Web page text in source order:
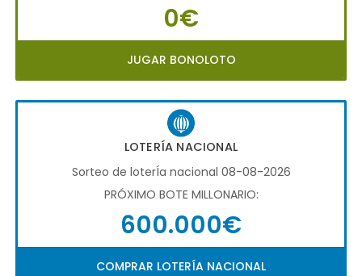
0€
JUGAR BONOLOTO
LOTERÍA NACIONAL
Sorteo de loterÍa nacional 08-08-2026
PRÓXIMO BOTE MILLONARIO:
600.000€
COMPRAR LOTERÍA NACIONAL